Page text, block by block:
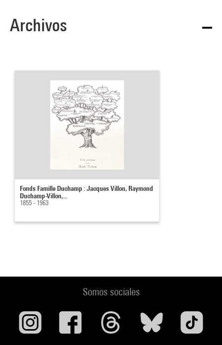
Archivos
Fonds Famille Duchamp : Jacques Villon, Raymond
Duchamp-Villon,...
1855 - 1963
Somos sociales